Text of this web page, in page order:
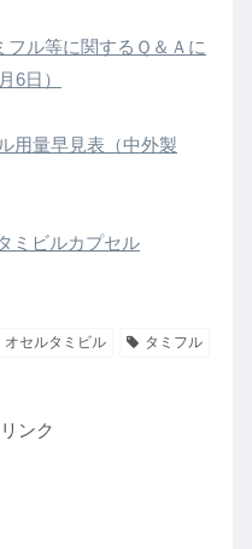
ル等に関するＱ＆Ａに
6日）
用量早見表（中外製
ミビルカプセル
オセルタミビル
タミフル
ンク